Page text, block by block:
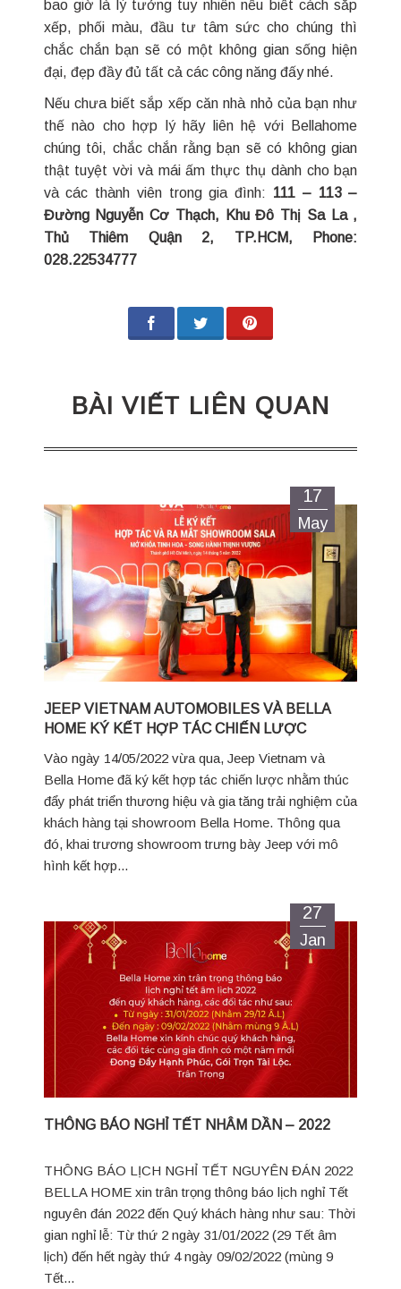
bao giờ là lý tưởng tuy nhiên nếu biết cách sắp
xếp, phối màu, đầu tư tâm sức cho chúng thì
chắc chắn bạn sẽ có một không gian sống hiện
đại, đẹp đầy đủ tất cả các công năng đấy nhé.
Nếu chưa biết sắp xếp căn nhà nhỏ của bạn như
thế nào cho hợp lý hãy liên hệ với Bellahome
chúng tôi, chắc chắn rằng bạn sẽ có không gian
thật tuyệt vời và mái ấm thực thụ dành cho bạn
và các thành viên trong gia đình: 111 – 113 –
Đường Nguyễn Cơ Thạch, Khu Đô Thị Sa La ,
Thủ Thiêm Quận 2, TP.HCM,
Phone:
028.22534777
BÀI VIẾT LIÊN QUAN
JEEP VIETNAM AUTOMOBILES VÀ BELLA
HOME KÝ KẾT HỢP TÁC CHIẾN LƯỢC
Vào ngày 14/05/2022 vừa qua, Jeep Vietnam và
Bella Home đã ký kết hợp tác chiến lược nhằm thúc
đẩy phát triển thương hiệu và gia tăng trải nghiệm của
khách hàng tại showroom Bella Home. Thông qua
đó, khai trương showroom trưng bày Jeep với mô
hình kết hợp...
17
May
THÔNG BÁO NGHỈ TẾT NHÂM DẦN – 2022
THÔNG BÁO LỊCH NGHỈ TẾT NGUYÊN ĐÁN 2022
BELLA HOME xin trân trọng thông báo lịch nghỉ Tết
nguyên đán 2022 đến Quý khách hàng như sau: Thời
gian nghỉ lễ: Từ thứ 2 ngày 31/01/2022 (29 Tết âm
lịch) đến hết ngày thứ 4 ngày 09/02/2022 (mùng 9
Tết...
27
Jan